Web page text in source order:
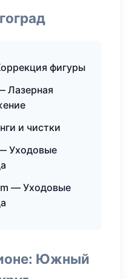
фигуры
Лазерная
и чистки
Уходовые
— Уходовые
Южный